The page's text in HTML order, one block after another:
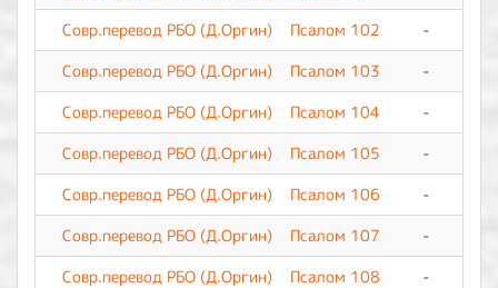
Совр.перевод РБО (Д.Оргин)
Псалом 102 -
Совр.перевод РБО (Д.Оргин)
Псалом 103 -
Совр.перевод РБО (Д.Оргин)
Псалом 104 -
Совр.перевод РБО (Д.Оргин)
Псалом 105 -
Совр.перевод РБО (Д.Оргин)
Псалом 106 -
Совр.перевод РБО (Д.Оргин)
Псалом 107 -
Совр.перевод РБО (Д.Оргин)
Псалом 108 -